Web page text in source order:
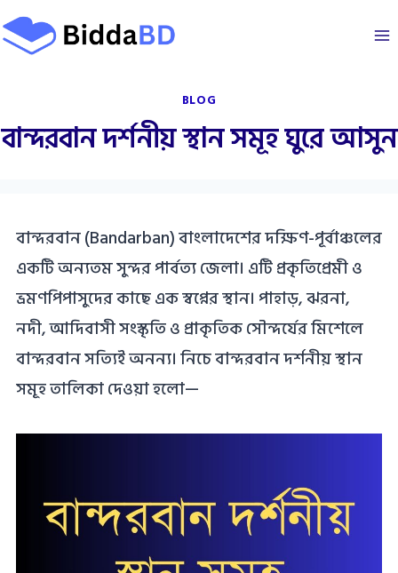
Skip
to
BLOG
বান্দরবান দর্শনীয় স্থান সমূহ ঘুরে আসুন
বান্দরবান (Bandarban) বাংলাদেশের দক্ষিণ-পূর্বাঞ্চলের
একটি অন্যতম সুন্দর পার্বত্য জেলা। এটি প্রকৃতিপ্রেমী ও
ভ্রমণপিপাসুদের কাছে এক স্বপ্নের স্থান। পাহাড়, ঝরনা,
নদী, আদিবাসী সংস্কৃতি ও প্রাকৃতিক সৌন্দর্যের মিশেলে
বান্দরবান সত্যিই অনন্য। নিচে বান্দরবান দর্শনীয় স্থান
সমূহ তালিকা দেওয়া হলো—